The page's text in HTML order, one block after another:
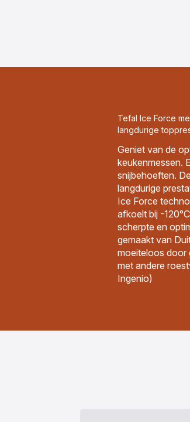
Tefal Ice Force
langdurige
Geniet van de
keukenmessen.
snijbehoeften.
langdurige
Ice Force
afkoelt bij -
scherpte en
gemaakt van
moeiteloos door
met andere
Ingenio)